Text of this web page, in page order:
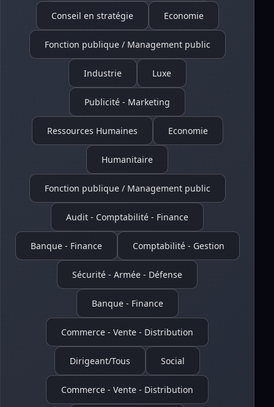
Conseil en stratégie Economie
Fonction publique / Management public
Industrie Luxe
Publicité - Marketing
Ressources Humaines Economie
Humanitaire
Fonction publique / Management public
Audit - Comptabilité - Finance
Banque - Finance Comptabilité - Gestion
Sécurité - Armée - Défense
Banque - Finance
Commerce - Vente - Distribution
Dirigeant/Tous Social
Commerce - Vente - Distribution